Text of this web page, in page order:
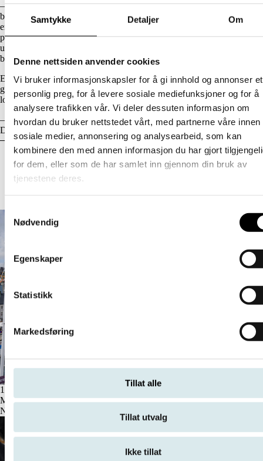
Samtykke Detaljer Om
Denne nettsiden anvender cookies
Vi bruker informasjonskapsler for å gi innhold og annonser et
personlig preg, for å levere sosiale mediefunksjoner og for å
analysere trafikken vår. Vi deler dessuten informasjon om
hvordan du bruker nettstedet vårt, med partnerne våre innen
sosiale medier, annonsering og analysearbeid, som kan
kombinere den med annen informasjon du har gjort
for dem, eller som de har samlet inn gjennom din bruk av
tjenestene deres.
Samtykkevalg
Nødvendig
Egenskaper
Statistikk
Markedsføring
Tillat alle
Tillat utvalg
Ikke tillat
– Vi meiner òg at den nye lova vil ha ein førebyggjande effekt ved å
bidra til haldningsendring, og gjere det enklare å formidle kva valdtekt
er. I dag er det svært mange unge som får informasjon om sex gjennom
porno og internett. Dette bidreg til ein seksualkultur der mange unge er
usikre på kvar grensene går. Mange av dei seksuelle krenkingane skjer
blant ungdom og unge vaksne, seier Thon.
Eit tydelegare lovverk kan gjere det lettare for den enkelte å forstå kvar
grensa for det straffbare går. På denne måten vil den føreslåtte
lovteksten i større grad vere i tråd med legalitetsprinsippet.
– No forventar vi eit tydeleg løft for seksualitetsundervisninga i skulen.
Dette vil vi kjempe vidare for.
Relaterte artikler
16 juli, 2026
Møt oss på Arendalsuka
Nyheter